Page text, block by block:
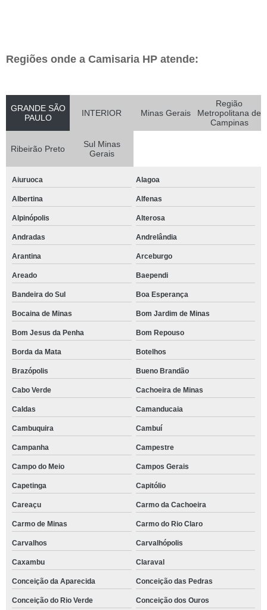
Regiões onde a Camisaria HP atende:
GRANDE SÃO
PAULO
INTERIOR Minas Gerais
Região
Metropolitana de
Campinas
Ribeirão Preto
Sul Minas
Gerais
Aiuruoca Alagoa
Albertina Alfenas
Alpinópolis Alterosa
Andradas Andrelândia
Arantina Arceburgo
Areado Baependi
Bandeira do Sul Boa Esperança
Bocaina de Minas Bom Jardim de Minas
Bom Jesus da Penha Bom Repouso
Borda da Mata Botelhos
Brazópolis Bueno Brandão
Cabo Verde Cachoeira de Minas
Caldas Camanducaia
Cambuquira Cambuí
Campanha Campestre
Campo do Meio Campos Gerais
Capetinga Capitólio
Careaçu Carmo da Cachoeira
Carmo de Minas Carmo do Rio Claro
Carvalhos Carvalhópolis
Caxambu Claraval
Conceição da Aparecida Conceição das Pedras
Conceição do Rio Verde Conceição dos Ouros